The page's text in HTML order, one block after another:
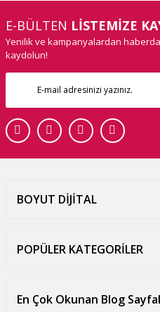
E-BÜLTEN LİSTEMİZE
Yenilik ve kampanyalardan
kaydolun!
BOYUT DİJİTAL
POPÜLER KATEGORİLER
En Çok Okunan Blog